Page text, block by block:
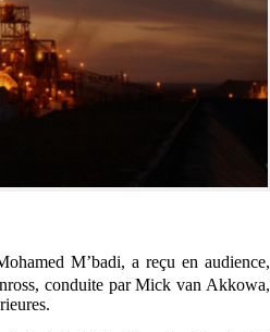
M’badi, a reçu en audience,
conduite par Mick van Akkowa,